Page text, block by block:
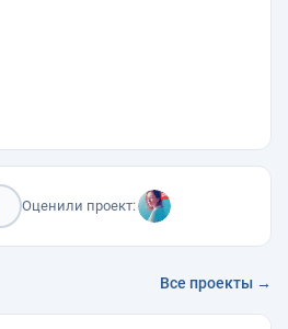
Оценили проект:
Все проекты →